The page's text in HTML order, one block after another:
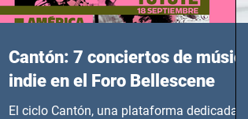
Cantón: 7 conciertos de música
indie en el Foro Bellescene
El ciclo Cantón, una plataforma dedicada a